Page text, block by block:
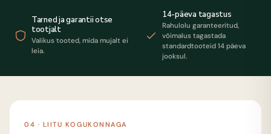
Tarned ja garantii otse
tootjalt
Valikus tooted, mida mujalt ei
leia.
14-päeva tagastus
Rahulolu garanteeritud,
võimalus tagastada
standardtooteid 14 päeva
jooksul.
04 · LIITU KOGUKONNAGA